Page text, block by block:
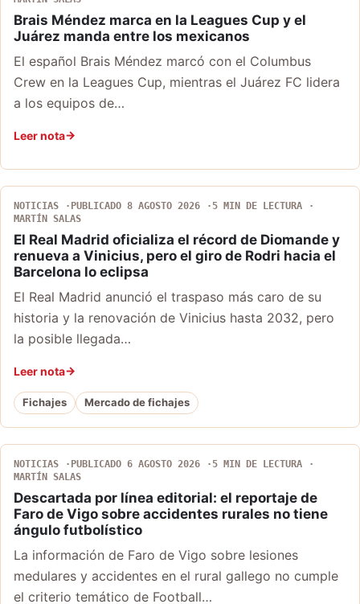
Brais Méndez marca en la Leagues Cup y el
Juárez manda entre los mexicanos
El español Brais Méndez marcó con el Columbus
Crew en la Leagues Cup, mientras el Juárez FC lidera
a los equipos de…
Leer nota
NOTICIAS PUBLICADO 8 AGOSTO 2026
5 MIN DE LECTURA
MARTÍN SALAS
El Real Madrid oficializa el récord de Diomande y
renueva a Vinicius, pero el giro de Rodri hacia el
Barcelona lo eclipsa
El Real Madrid anunció el traspaso más caro de su
historia y la renovación de Vinicius hasta 2032, pero
la posible llegada…
Leer nota
Fichajes Mercado de fichajes
NOTICIAS PUBLICADO 6 AGOSTO 2026
5 MIN DE LECTURA
MARTÍN SALAS
Descartada por línea editorial: el reportaje de
Faro de Vigo sobre accidentes rurales no tiene
ángulo futbolístico
La información de Faro de Vigo sobre lesiones
medulares y accidentes en el rural gallego no cumple
el criterio temático de Football…